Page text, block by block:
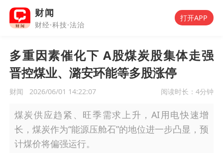
财闻
财经·科技·法治
打开APP
多重因素催化下 A股煤炭股集体走强
晋控煤业、潞安环能等多股涨停
财闻 2026/06/01 14:22:07 阅读时长： 4分钟
煤炭供应趋紧、旺季需求上升，AI用电快速增
长，煤炭作为“能源压舱石”的地位进一步凸显，预
计煤价将偏强运行。